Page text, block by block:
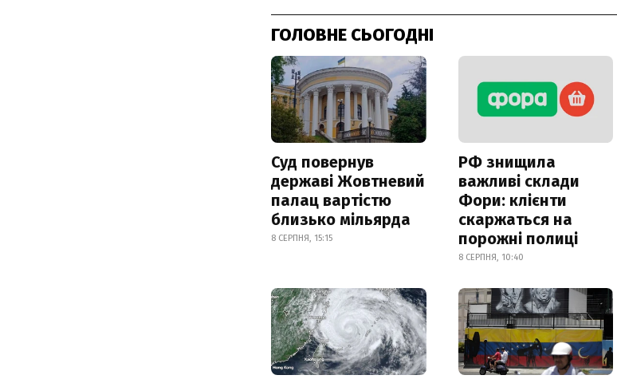
ГОЛОВНЕ СЬОГОДНІ
Суд повернув
державі Жовтневий
палац вартістю
близько мільярда
8 СЕРПНЯ, 15:15
РФ знищила
важливі склади
Фори: клієнти
скаржаться на
порожні полиці
8 СЕРПНЯ, 10:40